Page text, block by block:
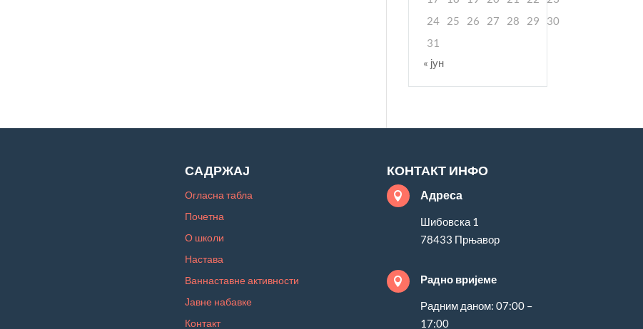
24
25 26 27 28 29
30
31
« јун
САДРЖАЈ
Огласна табла
Почетна
О школи
Настава
Ваннаставне активности
Јавне набавке
Контакт
КОНТАКТ ИНФО
 Адреса
Шибовска 1
78433 Прњавор
 Радно вријеме
Радним даном: 07:00 –
17:00